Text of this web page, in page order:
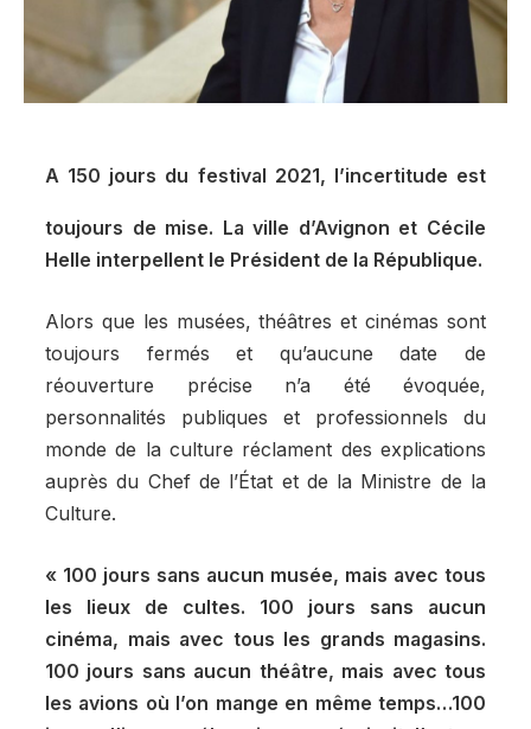
A 150 jours du festival 2021, l’incertitude est
toujours de mise. La ville d’Avignon et Cécile
Helle interpellent le Président de la République.
Alors que les musées, théâtres et cinémas sont
toujours fermés et qu’aucune date de
réouverture précise n’a été évoquée,
personnalités publiques et professionnels du
monde de la culture réclament des explications
auprès du Chef de l’État et de la Ministre de la
Culture.
« 100 jours sans aucun musée, mais avec tous
les lieux de cultes. 100 jours sans aucun
cinéma, mais avec tous les grands magasins.
100 jours sans aucun théâtre, mais avec tous
les avions où l’on mange en même temps…100